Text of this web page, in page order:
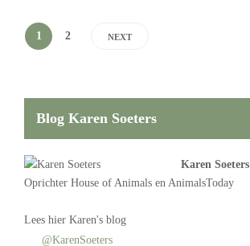
1 2 NEXT
Blog Karen Soeters
Karen Soeters
Oprichter House of Animals en AnimalsToday
Lees hier Karen's blog
@KarenSoeters